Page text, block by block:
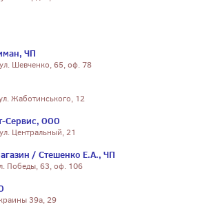
ЧП
Шевченко, 65, оф. 78
Жаботинського, 12
Сервис, ООО
Центральный, 21
/ Стешенко Е.А., ЧП
Победы, 63, оф. 106
39а, 29